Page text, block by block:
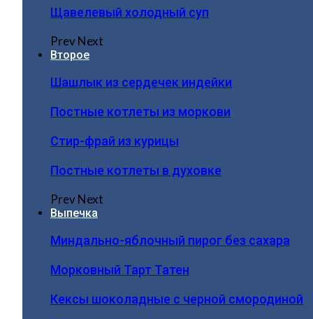
Щавелевый холодный суп
PrevNext
Второе
Шашлык из сердечек индейки
Постные котлеты из моркови
Стир-фрай из курицы
Постные котлеты в духовке
PrevNext
Выпечка
Миндально-яблочный пирог без сахара
Морковный Тарт Татен
Кексы шоколадные с черной смородиной